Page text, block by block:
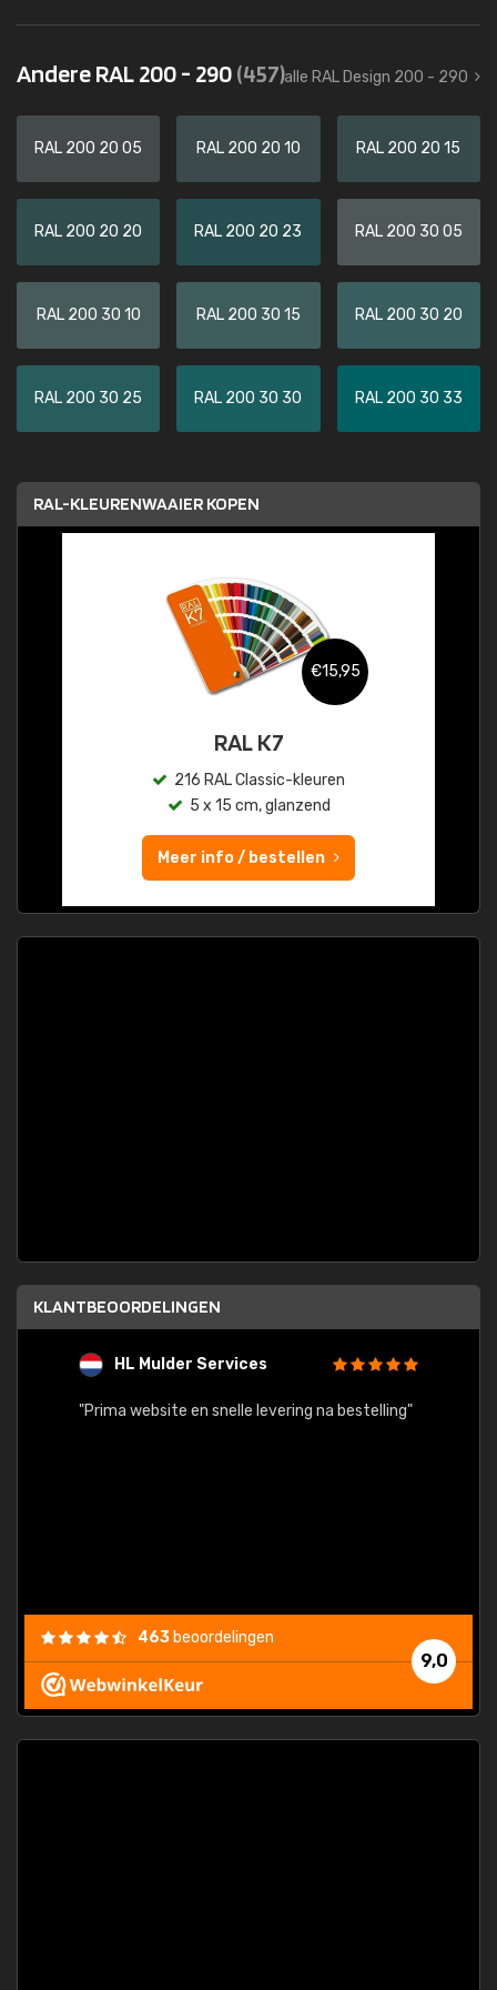
Andere RAL 200 - 290(457)alle RAL Design 200 - 290
RAL 200 20 05 RAL 200 20 10 RAL 200 20 15
RAL 200 20 20 RAL 200 20 23 RAL 200 30 05
RAL 200 30 10 RAL 200 30 15 RAL 200 30 20
RAL 200 30 25 RAL 200 30 30 RAL 200 30 33
RAL-KLEURENWAAIER KOPEN
€15,95
RAL K7
216 RAL Classic-kleuren
5 x 15 cm, glanzend
Meer info / bestellen
KLANTBEOORDELINGEN
HL Mulder Services
"Prima website en snelle levering na bestelling"
9,0
463 beoordelingen